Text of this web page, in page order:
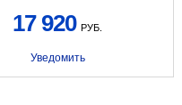
17 920 РУБ.
Уведомить